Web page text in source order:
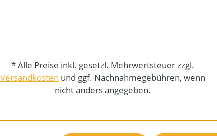
* Alle Preise inkl. gesetzl. Mehrwertsteuer zzgl.
Versandkosten und ggf. Nachnahmegebühren, wenn
nicht anders angegeben.